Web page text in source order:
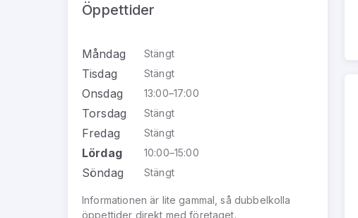
Öppettider
Måndag Stängt
Tisdag Stängt
Onsdag 13:00–17:00
Torsdag Stängt
Fredag Stängt
Lördag 10:00–15:00
Söndag Stängt
Informationen är lite gammal, så dubbelkolla
öppettider direkt med företaget.